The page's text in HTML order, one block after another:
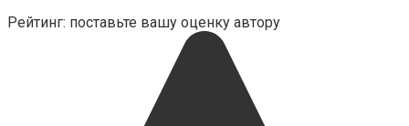
Рейтинг: поставьте вашу оценку автору